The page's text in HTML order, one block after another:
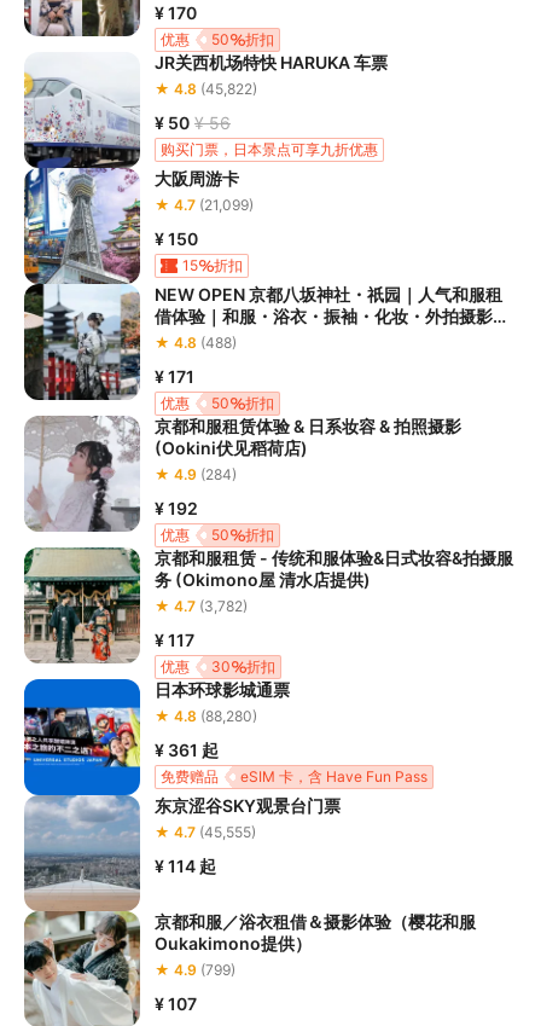
¥ 170
50 折扣
优惠
JR关西机场特快 HARUKA 车票
★ 4.8 (45,822)
¥ 50 ¥ 56
购买门票，日本景点可享九折优惠
大阪周游卡
★ 4.7 (21,099)
¥ 150
15 折扣
NEW OPEN 京都八坂神社・祇园｜人气和服租
借体验｜和服・浴衣・振袖・化妆・外拍摄影服
务｜MOCOMOCO和服八坂神社・祇园店
★ 4.8 (488)
¥ 171
50 折扣
优惠
京都和服租赁体验 & 日系妆容 & 拍照摄影
(Ookini伏见稻荷店)
★ 4.9 (284)
¥ 192
50 折扣
优惠
京都和服租赁 - 传统和服体验&日式妆容&拍摄服
务 (Okimono屋 清水店提供)
★ 4.7 (3,782)
¥ 117
30 折扣
优惠
日本环球影城通票
★ 4.8 (88,280)
¥ 361 起
eSIM 卡，含 Have Fun Pass
免费赠品
东京涩谷SKY观景台门票
★ 4.7 (45,555)
¥ 114 起
京都和服／浴衣租借＆摄影体验（樱花和服
Oukakimono提供）
★ 4.9 (799)
¥ 107